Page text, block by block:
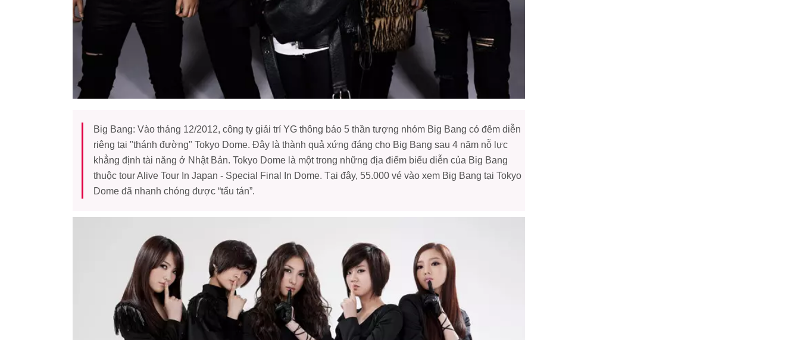
Big Bang: Vào tháng 12/2012, công ty giải trí YG thông báo 5 thần tượng nhóm Big Bang có đêm diễn
riêng tại "thánh đường" Tokyo Dome. Đây là thành quả xứng đáng cho Big Bang sau 4 năm nỗ lực
khẳng định tài năng ở Nhật Bản. Tokyo Dome là một trong những địa điểm biểu diễn của Big Bang
thuộc tour Alive Tour In Japan - Special Final In Dome. Tại đây, 55.000 vé vào xem Big Bang tại Tokyo
Dome đã nhanh chóng được “tẩu tán”.